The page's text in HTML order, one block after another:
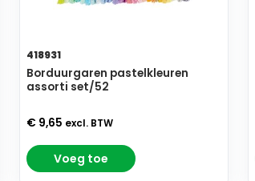
418931
Borduurgaren pastelkleuren
assorti set/52
€ 9,65 excl. BTW
Voeg toe